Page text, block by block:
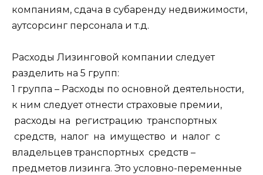
компаниям, сдача в субаренду недвижимости,
аутсорсинг персонала и т.д.
Расходы Лизинговой компании следует
разделить на 5 групп:
1 группа – Расходы по основной деятельности,
к ним следует отнести страховые премии,
расходы на регистрацию транспортных
средств, налог на имущество и налог с
владельцев транспортных средств –
предметов лизинга. Это условно-переменные